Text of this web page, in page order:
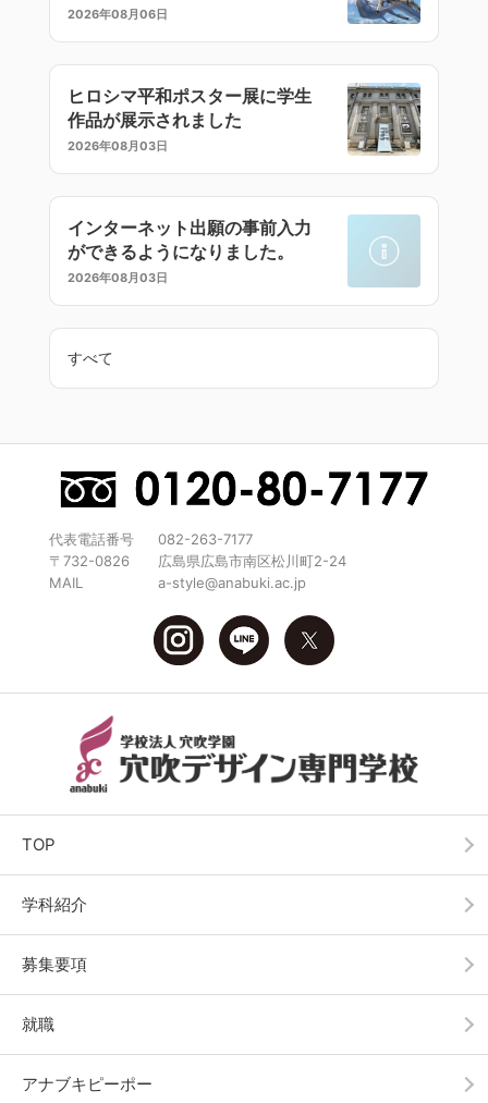
ラストセミナー
2026年08月06日
ヒロシマ平和ポスター展に学生
作品が展示されました
2026年08月03日
インターネット出願の事前入力
ができるようになりました。
2026年08月03日
すべて
代表電話番号
082-263-7177
〒732-0826
広島県広島市南区松川町2-24
MAIL
a-style@anabuki.ac.jp
TOP
学科紹介
募集要項
就職
アナブキピーポー